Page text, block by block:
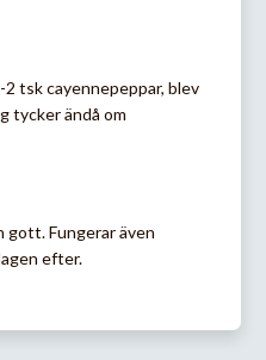
tsk cayennepeppar, blev
tycker ändå om
Fungerar även
efter.